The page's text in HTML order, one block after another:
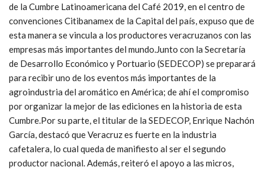
de la Cumbre Latinoamericana del Café 2019, en el centro de
convenciones Citibanamex de la Capital del país, expuso que de
esta manera se vincula a los productores veracruzanos con las
empresas más importantes del mundo.Junto con la Secretaría
de Desarrollo Económico y Portuario (SEDECOP) se preparará
para recibir uno de los eventos más importantes de la
agroindustria del aromático en América; de ahí el compromiso
por organizar la mejor de las ediciones en la historia de esta
Cumbre.Por su parte, el titular de la SEDECOP, Enrique Nachón
García, destacó que Veracruz es fuerte en la industria
cafetalera, lo cual queda de manifiesto al ser el segundo
productor nacional. Además, reiteró el apoyo a las micros,